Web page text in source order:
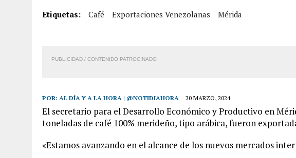
8 AGOSTO, 2026
BOMBEROS DE CARACAS COMBATIERON INCENDIO DE GRAN MAGNITUD EN
Etiquetas: Café Exportaciones Venezolanas Mérida
PUBLICIDAD / CONTENIDO PATROCINADO
POR: AL DÍA Y A LA HORA | @NOTIDIAHORA 20 MARZO, 2024
El secretario para el Desarrollo Económico y Productivo en
toneladas de café 100% merideño, tipo arábica, fueron
«Estamos avanzando en el alcance de los nuevos mercados